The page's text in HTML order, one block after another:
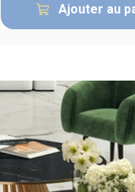
Ajouter au